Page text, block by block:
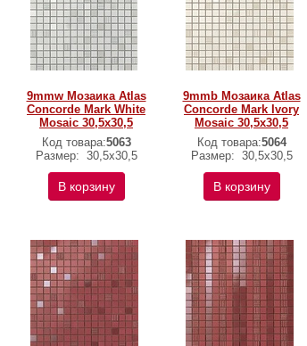
9mmw Мозаика Atlas
Concorde Mark White
Mosaic 30,5x30,5
Код товара:5063
Размер: 30,5x30,5
В корзину
9mmb Мозаика Atlas
Concorde Mark Ivory
Mosaic 30,5x30,5
Код товара:5064
Размер: 30,5x30,5
В корзину